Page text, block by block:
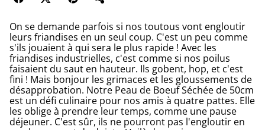
On se demande parfois si nos toutous vont engloutir
leurs friandises en un seul coup. C'est un peu comme
s'ils jouaient à qui sera le plus rapide ! Avec les
friandises industrielles, c'est comme si nos poilus
faisaient du saut en hauteur. Ils gobent, hop, et c'est
fini ! Mais bonjour les grimaces et les gloussements de
désapprobation. Notre Peau de Boeuf Séchée de 50cm
est un défi culinaire pour nos amis à quatre pattes. Elle
les oblige à prendre leur temps, comme une pause
déjeuner. C'est sûr, ils ne pourront pas l'engloutir en